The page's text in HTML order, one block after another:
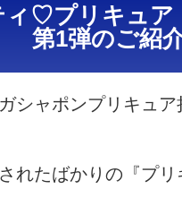
ィ♡プリキュ
第1弾のご紹
シャポンプリキュ
れたばかりの『プ